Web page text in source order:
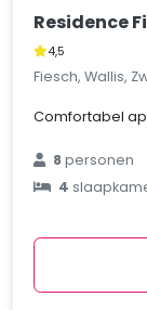
Residence
4,5
Fiesch, Wallis,
Comfortabel
8personen
4